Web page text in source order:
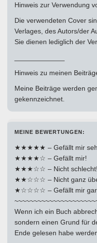
Hinweis zur Verwendung
Die verwendeten Cover
Verlages, des Autors/der
Sie dienen lediglich der
Hinweis zu meinen
Meine Beiträge werden
gekennzeichnet.
MEINE BEWERTUNGEN:
★★★★★ – Gefällt mir
★★★★☆ – Gefällt mir!
★★★☆☆ – Nicht schlecht!
★★☆☆☆ – Nicht ganz
★☆☆☆☆ – Gefällt mir gar
Wenn ich ein Buch
sondern einen Grund für
Ende gelesen habe